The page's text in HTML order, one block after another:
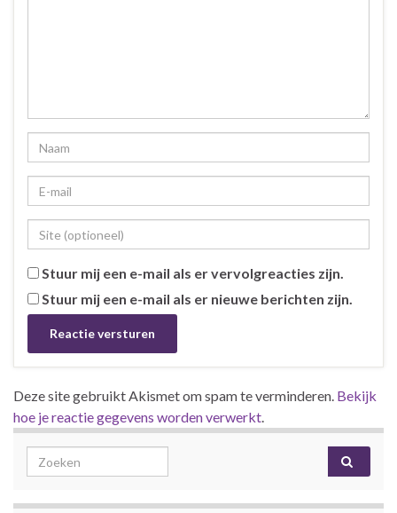
Stuur mij een e-mail als er vervolgreacties zijn.
Stuur mij een e-mail als er nieuwe berichten zijn.
Deze site gebruikt Akismet om spam te verminderen. Bekijk
hoe je reactie gegevens worden verwerkt.
Search for: